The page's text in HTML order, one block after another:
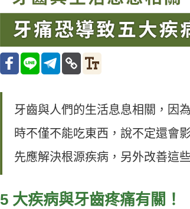
牙齒與人們的生活息息相關，因
時不僅不能吃東西，說不定還會
先應解決根源疾病，另外改善這
5 大疾病與牙齒疼痛有關！